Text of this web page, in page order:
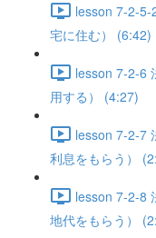
lesson 7-2-5-
宅に住む） (6:42)
lesson 7-2-6
用する） (4:27)
lesson 7-2-7
利息をもらう）
lesson 7-2-8
地代をもらう）